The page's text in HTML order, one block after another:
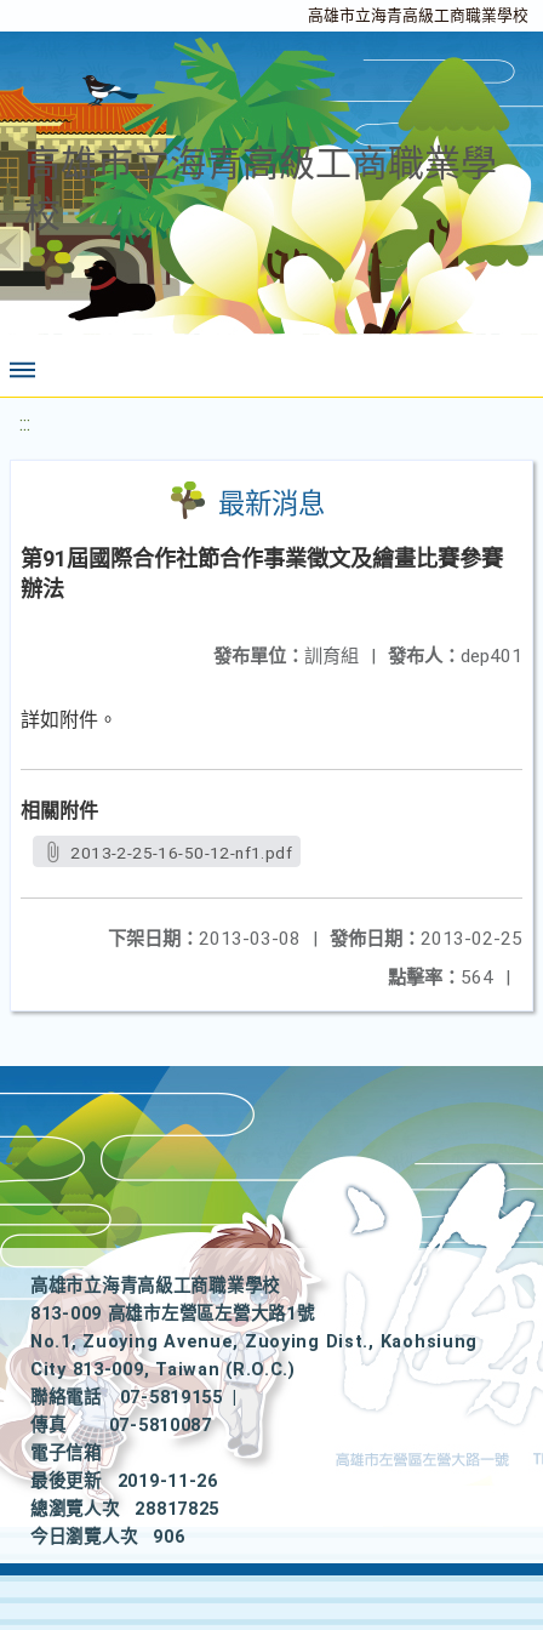
高雄市立海青高級工商職業學校
高雄市立海青高級工商職業學
校
:::
最新消息
第91屆國際合作社節合作事業徵文及繪畫比賽參賽
辦法
發布人： dep401
發布單位： 訓育組 |
詳如附件。
相關附件
2013-2-25-16-50-12-nf1.pdf
發佈日期： 2013-02-25
下架日期： 2013-03-08
|
點擊率： 564 |
高雄市立海青高級工商職業學校
813-009 高雄市左營區左營大路1號
No.1, Zuoying Avenue, Zuoying Dist., Kaohsiung
City 813-009, Taiwan (R.O.C.)
聯絡電話
07-5819155
|
傳真
07-5810087
電子信箱
最後更新
2019-11-26
總瀏覽人次
28817825
今日瀏覽人次
906